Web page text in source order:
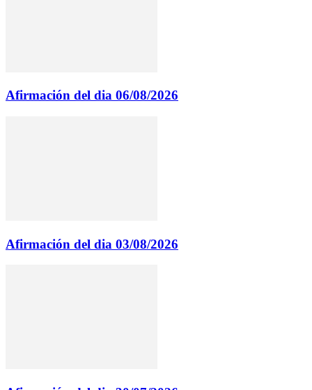
Afirmación del dia 06/08/2026
Afirmación del dia 03/08/2026